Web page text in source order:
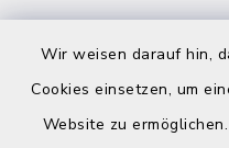
Wir weisen darauf hin,
Cookies einsetzen, um
Website zu